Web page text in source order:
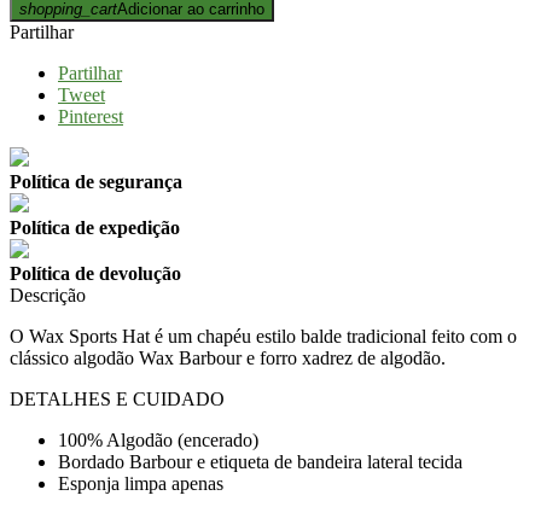
shopping_cartAdicionar ao carrinho
Partilhar
Partilhar
Tweet
Pinterest
Política de segurança
Política de expedição
Política de devolução
Descrição
O Wax Sports Hat é um chapéu estilo balde tradicional feito com o
clássico algodão Wax Barbour e forro xadrez de algodão.
DETALHES E CUIDADO
100% Algodão (encerado)
Bordado Barbour e etiqueta de bandeira lateral tecida
Esponja limpa apenas